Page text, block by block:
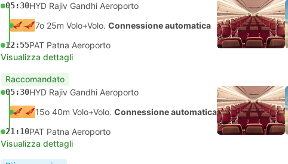
05:30HYD Rajiv Gandhi Aeroporto
7o 25m Volo+Volo. Connessione automatica
12:55PAT Patna Aeroporto
Visualizza dettagli
Raccomandato
05:30HYD Rajiv Gandhi Aeroporto
15o 40m Volo+Volo. Connessione automatica
21:10PAT Patna Aeroporto
Visualizza dettagli